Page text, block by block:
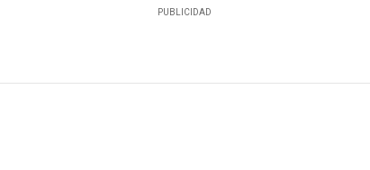
PUBLICIDAD